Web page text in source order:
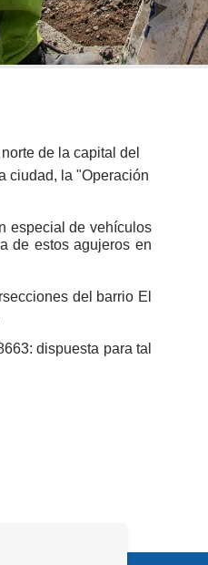
de la capital del
ciudad, la "Operación
especial de vehículos
de estos agujeros en
del barrio El
dispuesta para tal